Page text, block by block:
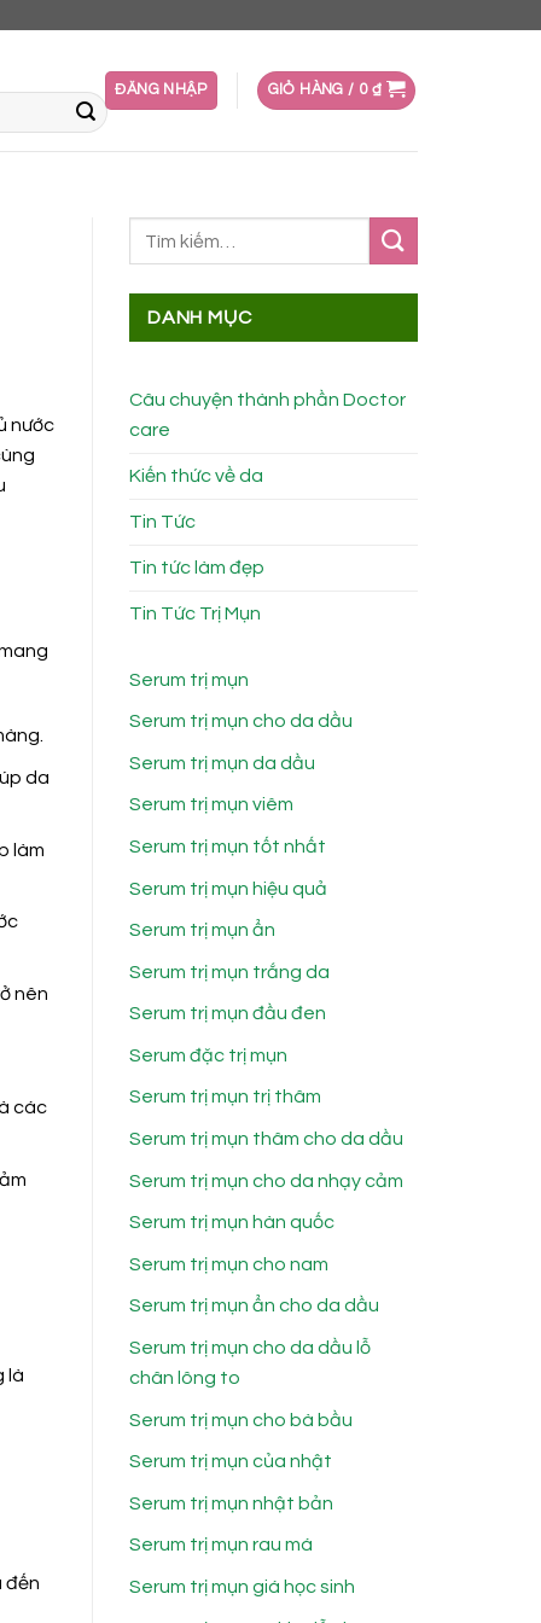
ĐĂNG NHẬP GIỎ HÀNG / 0 ₫
nước
da
làm
nên
các
là
đến
DANH MỤC
Câu chuyện thành phần Doctor
care
Kiến thức về da
Tin Tức
Tin tức làm đẹp
Tin Tức Trị Mụn
Serum trị mụn
Serum trị mụn cho da dầu
Serum trị mụn da dầu
Serum trị mụn viêm
Serum trị mụn tốt nhất
Serum trị mụn hiệu quả
Serum trị mụn ẩn
Serum trị mụn trắng da
Serum trị mụn đầu đen
Serum đặc trị mụn
Serum trị mụn trị thâm
Serum trị mụn thâm cho da dầu
Serum trị mụn cho da nhạy cảm
Serum trị mụn hàn quốc
Serum trị mụn cho nam
Serum trị mụn ẩn cho da dầu
Serum trị mụn cho da dầu lỗ
chân lông to
Serum trị mụn cho bà bầu
Serum trị mụn của nhật
Serum trị mụn nhật bản
Serum trị mụn rau má
Serum trị mụn giá học sinh